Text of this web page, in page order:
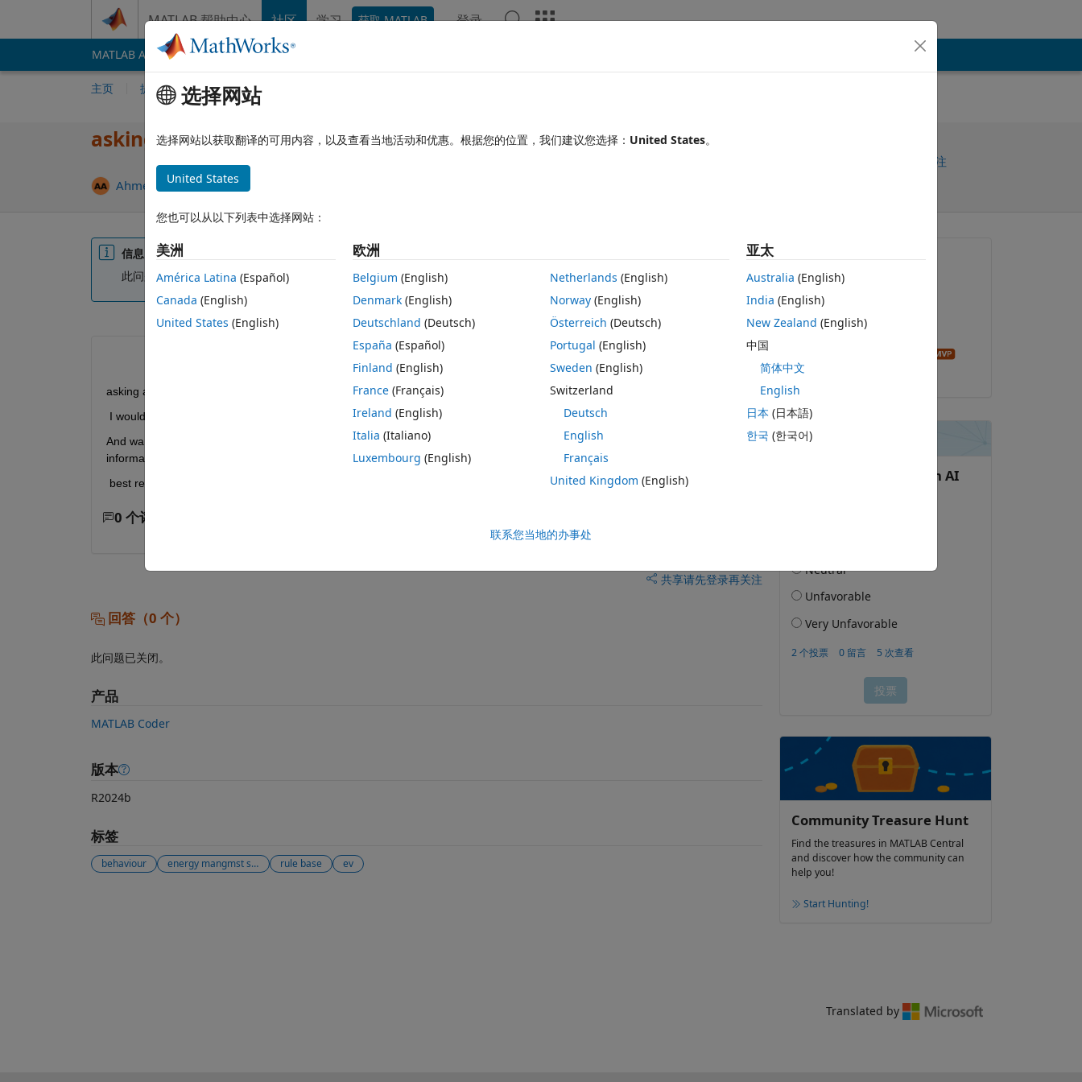
MATLAB 帮助中心 社区 学习 获取 MATLAB 登录
MATLAB Answers File Exchange
主页 提问 回答 浏览
asking about behaviour of EV
Ahmed 2025 8 22 0 个回答
请先登录再关注
信息
此问题已关闭。 请重新打开它进行编辑或回答。
asking about behaviour of EV
I would like to do modeling in Matlab
And want to do inside Energy management system and behaviour of EV (SOC,TIME,PRICE, etc I hope i can get any
information
best regards
0 个评论
共享请先登录再关注
回答（0 个）
此问题已关闭。
产品
MATLAB Coder
版本
R2024b
标签
behaviour energy mangmst system rule base ev
提问:
Ahmed
2025-8-22
关闭：
2025-8-23
Community Treasure Hunt
Find the treasures in MATLAB Central
and discover how the community can
help you!
Start Hunting!
Translated by
选择网站
选择网站以获取翻译的可用内容，以及查看当地活动和优惠。根据您的位置，我们建议您选择： United States。
United States
您也可以从以下列表中选择网站：
美洲
América Latina (Español)
Canada (English)
United States (English)
欧洲
Belgium (English)
Denmark (English)
Deutschland (Deutsch)
España (Español)
Finland (English)
France (Français)
Ireland (English)
Italia (Italiano)
Luxembourg (English)
Netherlands (English)
Norway(English)
Österreich (Deutsch)
Portugal (English)
Sweden (English)
Switzerland
Deutsch
English
Français
United Kingdom (English)
亚太
Australia (English)
India (English)
New Zealand (English)
中国
简体中文
English
日本 (日本語)
한국 (한국어)
联系您当地的办事处